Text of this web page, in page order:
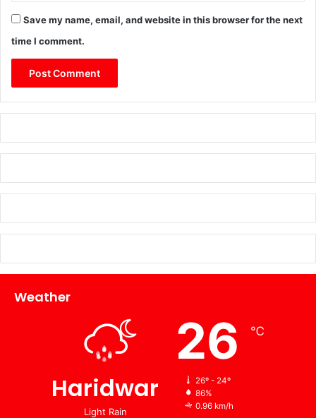
Save my name, email, and website in this browser for the next
time I comment.
Weather
Haridwar
Light Rain
26 ℃
26º - 24º
86%
0.96 km/h